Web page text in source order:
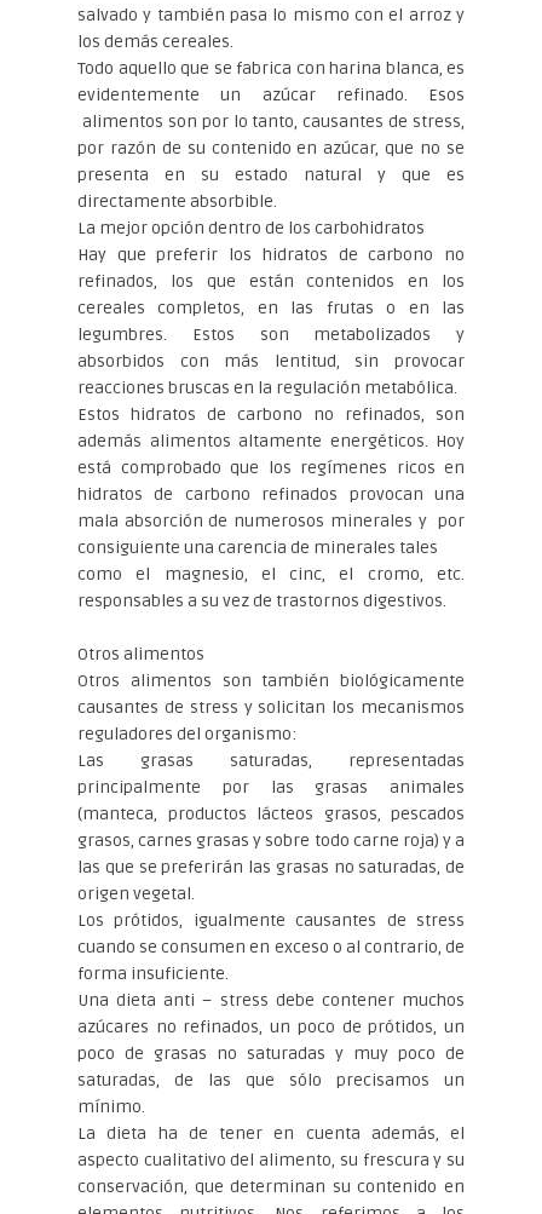
salvado y también pasa lo mismo con el arroz y
los demás cereales.
Todo aquello que se fabrica con harina blanca, es
evidentemente un azúcar refinado. Esos
alimentos son por lo tanto, causantes de stress,
por razón de su contenido en azúcar, que no se
presenta en su estado natural y que es
directamente absorbible.
La mejor opción dentro de los carbohidratos
Hay que preferir los hidratos de carbono no
refinados, los que están contenidos en los
cereales completos, en las frutas o en las
legumbres. Estos son metabolizados y
absorbidos con más lentitud, sin provocar
reacciones bruscas en la regulación metabólica.
Estos hidratos de carbono no refinados, son
además alimentos altamente energéticos. Hoy
está comprobado que los regímenes ricos en
hidratos de carbono refinados provocan una
mala absorción de numerosos minerales y por
consiguiente una carencia de minerales tales
como el magnesio, el cinc, el cromo, etc.
responsables a su vez de trastornos digestivos.
Otros alimentos
Otros alimentos son también biológicamente
causantes de stress y solicitan los mecanismos
reguladores del organismo:
Las grasas saturadas, representadas
principalmente por las grasas animales
(manteca, productos lácteos grasos, pescados
grasos, carnes grasas y sobre todo carne roja) y a
las que se preferirán las grasas no saturadas, de
origen vegetal.
Los prótidos, igualmente causantes de stress
cuando se consumen en exceso o al contrario, de
forma insuficiente.
Una dieta anti – stress debe contener muchos
azúcares no refinados, un poco de prótidos, un
poco de grasas no saturadas y muy poco de
saturadas, de las que sólo precisamos un
mínimo.
La dieta ha de tener en cuenta además, el
aspecto cualitativo del alimento, su frescura y su
conservación, que determinan su contenido en